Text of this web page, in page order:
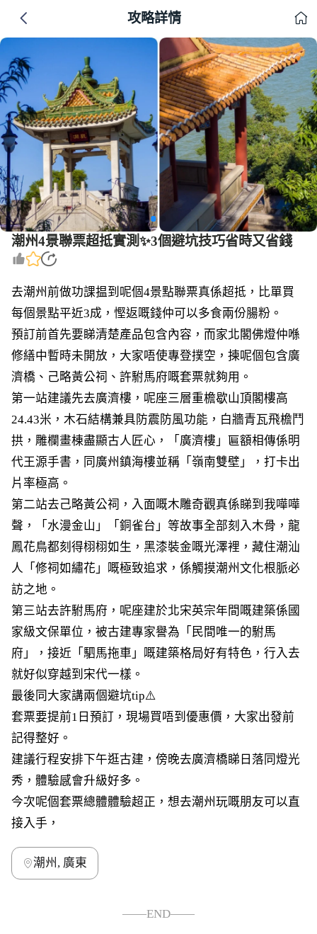
攻略詳情
潮州4景聯票超抵實測✨3個避坑技巧省時又省錢
去潮州前做功課揾到呢個4景點聯票真係超抵，比單買
每個景點平近3成，慳返嘅錢仲可以多食兩份腸粉。
預訂前首先要睇清楚產品包含內容，而家北閣佛燈仲喺
修繕中暫時未開放，大家唔使專登撲空，揀呢個包含廣
濟橋、己略黃公祠、許駙馬府嘅套票就夠用。
第一站建議先去廣濟樓，呢座三層重檐歇山頂閣樓高
24.43米，木石結構兼具防震防風功能，白牆青瓦飛檐鬥
拱，雕欄畫棟盡顯古人匠心，「廣濟樓」匾額相傳係明
代王源手書，同廣州鎮海樓並稱「嶺南雙壁」，打卡出
片率極高。
第二站去己略黃公祠，入面嘅木雕奇觀真係睇到我嘩嘩
聲，「水漫金山」「銅雀台」等故事全部刻入木骨，龍
鳳花鳥都刻得栩栩如生，黑漆裝金嘅光澤裡，藏住潮汕
人「修祠如繡花」嘅極致追求，係觸摸潮州文化根脈必
訪之地。
第三站去許駙馬府，呢座建於北宋英宗年間嘅建築係國
家級文保單位，被古建專家譽為「民間唯一的駙馬
府」，接近「駟馬拖車」嘅建築格局好有特色，行入去
就好似穿越到宋代一樣。
最後同大家講兩個避坑tip⚠️
套票要提前1日預訂，現場買唔到優惠價，大家出發前
記得整好。
建議行程安排下午逛古建，傍晚去廣濟橋睇日落同燈光
秀，體驗感會升級好多。
今次呢個套票總體體驗超正，想去潮州玩嘅朋友可以直
接入手，
潮州, 廣東
——END——